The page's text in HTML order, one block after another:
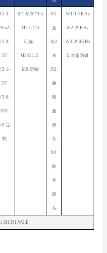
5V
5V
10V
定
制
M1:M20*1.5
M2:G1/4
可选：
M3:G1/2
M0:定制
N1:
直
出2
米
N2:
赫
斯
曼
插
头
N3:
航
空
插
头
W1:1-3KHz
W2:20KHz
W3:200KHz
E:本案防爆